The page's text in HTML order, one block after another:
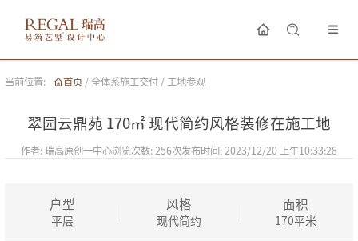
当前位置: 首页 / 全体系施工交付 / 工地参观
翠园云鼎苑 170㎡ 现代简约风格装修在施工地
作者: 瑞高原创一中心浏览次数: 256次发布时间: 2023/12/20 上午10:33:28
户型
平层
风格
现代简约
面积
170平米